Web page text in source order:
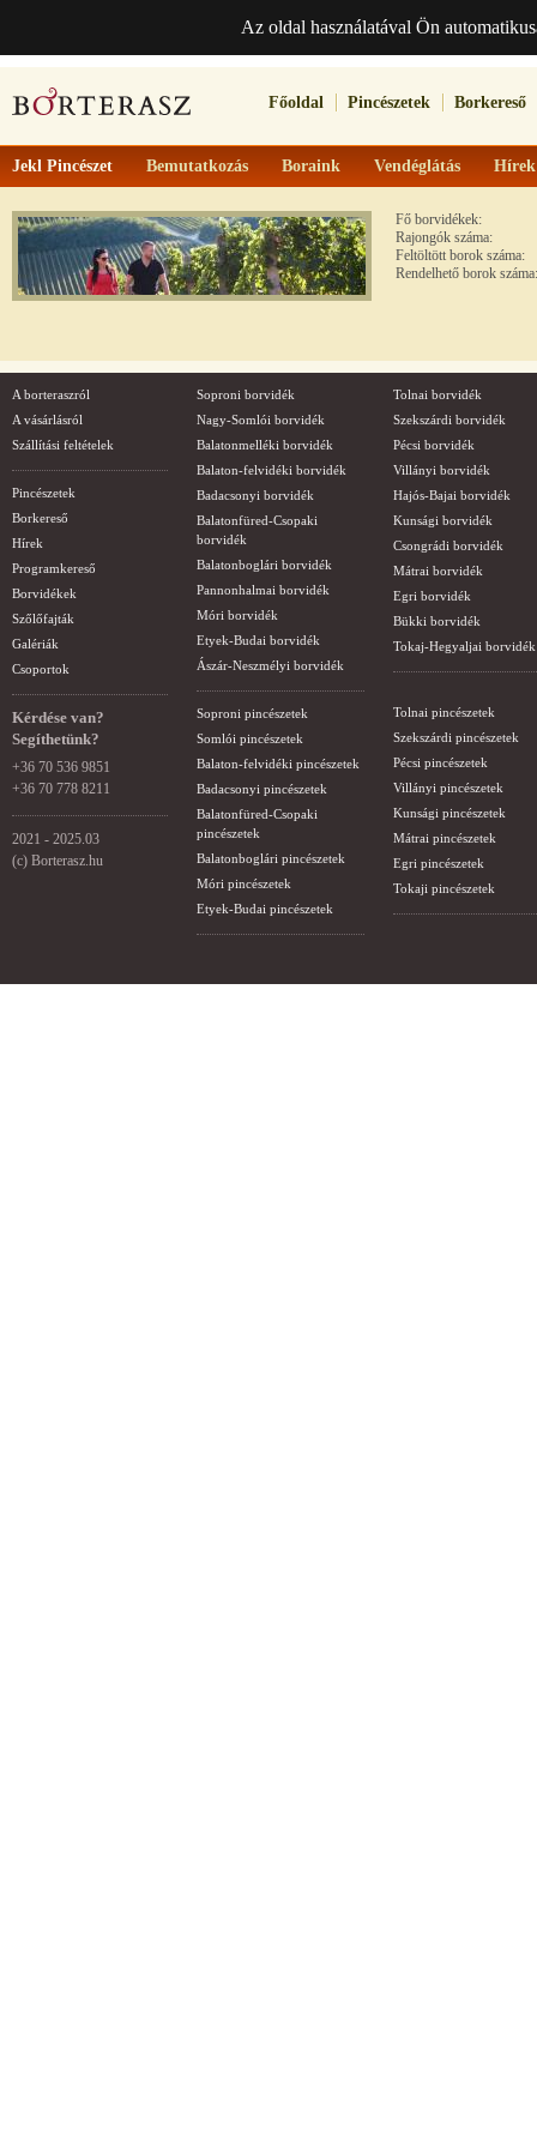
Az oldal használatával Ön
Főoldal Pincészetek Borkereső
Jekl Pincészet Bemutatkozás Boraink Vendéglátás Hírek
Fő borvidékek:
Rajongók száma:
Feltöltött borok száma:
Rendelhető borok száma:
A borteraszról
A vásárlásról
Szállítási feltételek
Pincészetek
Borkereső
Hírek
Programkereső
Borvidékek
Szőlőfajták
Galériák
Csoportok
Kérdése van?
Segíthetünk?
+36 70 536 9851
+36 70 778 8211
2021 - 2025.03
(c) Borterasz.hu
Soproni borvidék
Nagy-Somlói borvidék
Balatonmelléki borvidék
Balaton-felvidéki borvidék
Badacsonyi borvidék
Balatonfüred-Csopaki
borvidék
Balatonboglári borvidék
Pannonhalmai borvidék
Móri borvidék
Etyek-Budai borvidék
Ászár-Neszmélyi borvidék
Soproni pincészetek
Somlói pincészetek
Balaton-felvidéki pincészetek
Badacsonyi pincészetek
Balatonfüred-Csopaki
pincészetek
Balatonboglári pincészetek
Móri pincészetek
Etyek-Budai pincészetek
Tolnai borvidék
Szekszárdi borvidék
Pécsi borvidék
Villányi borvidék
Hajós-Bajai borvidék
Kunsági borvidék
Csongrádi borvidék
Mátrai borvidék
Egri borvidék
Bükki borvidék
Tokaj-Hegyaljai borvidék
Tolnai pincészetek
Szekszárdi pincészetek
Pécsi pincészetek
Villányi pincészetek
Kunsági pincészetek
Mátrai pincészetek
Egri pincészetek
Tokaji pincészetek